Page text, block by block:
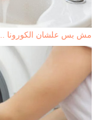
مش بس علشان الكورونا .. 6 أسباب تجعلك تُقدمين على…